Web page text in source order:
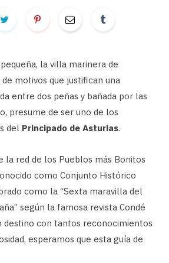
la villa marinera de
motivos que justifican una
entre dos peñas y bañada por las
presume de ser uno de los
del Principado de Asturias.
la red de los Pueblos más Bonitos
como Conjunto Histórico
como la “Sexta maravilla del
según la famosa revista Condé
destino con tantos reconocimientos
esperamos que esta guía de